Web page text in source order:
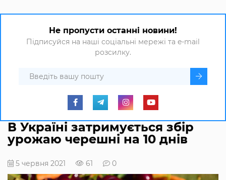
Не пропусти останні новини!
Підписуйся на наші соціальні мережі та e-mail
розсилку.
В Україні затримується збір
урожаю черешні на 10 днів
5 червня 2021 61 0